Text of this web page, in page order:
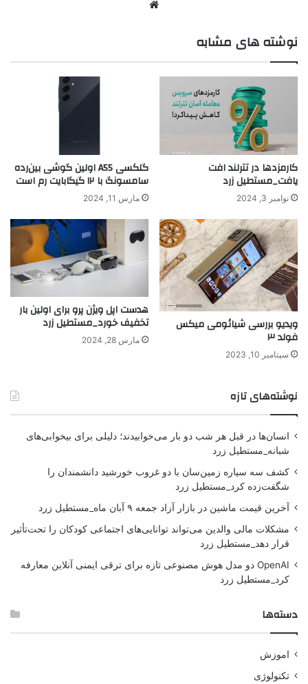
نوشته های مشابه
کارمزدها در تترلند افت
یافت_مستطیل زرد
نوامبر 3, 2024
گلکسی A55 اولین گوشی بین‌رده
سامسونگ با ۱۲ گیگابایت رم است
مارس 11, 2024
ویدیو بررسی شیائومی میکس
فولد ۳
سپتامبر 10, 2023
هدست اپل ویژن پرو برای اولین بار
تخفیف خورد_مستطیل زرد
مارس 28, 2024
نوشته‌های تازه
انسان‌ها در قبل هر شب دو بار می‌خوابیدند؛ دلیلی برای بیخوابی‌های
شبانه_مستطیل زرد
کشف سه سیاره زمین‌سان با دو غروب خورشید دانشمندان را
شگفت‌زده کرد_مستطیل زرد
آخرین قیمت ماشین در بازار آزاد جمعه ۹ آبان ماه_مستطیل زرد
مشکلات مالی والدین می‌تواند توانایی‌های اجتماعی کودکان را تحت‌تأثیر
قرار دهد_مستطیل زرد
OpenAI دو مدل هوش مصنوعی تازه برای ترقی ایمنی آنلاین معارفه
کرد_مستطیل زرد
دسته‌ها
اموزش
تکنولوژی